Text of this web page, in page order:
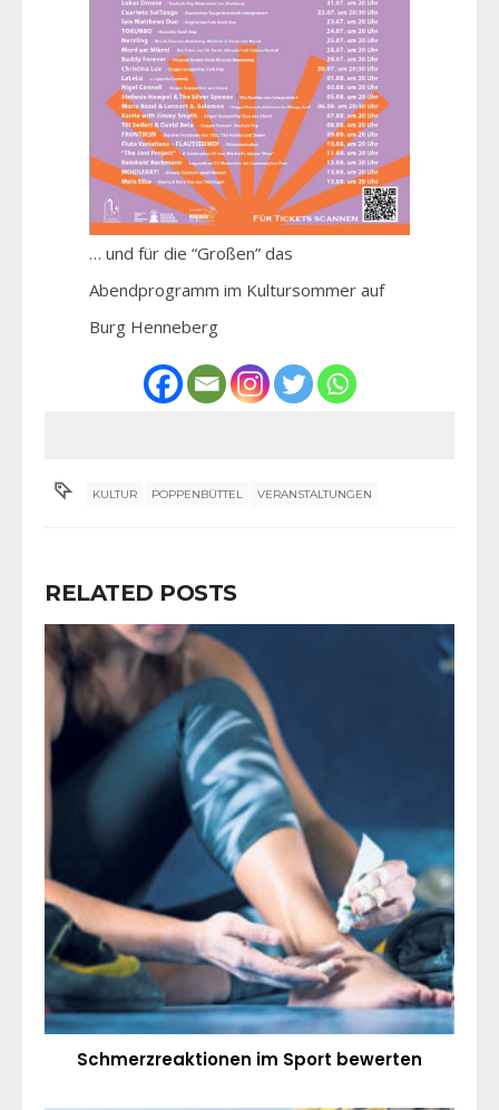
… und für die “Großen” das
Abendprogramm im Kultursommer auf
Burg Henneberg
KULTUR POPPENBÜTTEL VERANSTALTUNGEN
RELATED POSTS
Schmerzreaktionen im Sport bewerten